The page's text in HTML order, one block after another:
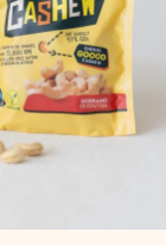
navn, et
hendes hjerte.
kærlighed i